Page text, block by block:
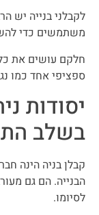
לקבלני בנייה יש
משתמשים כדי
חלקם עושים את
ספציפי אחד כמו
יסודות
בשלב
קבלן בניה הינה
הבנייה. הם גם
לסיומו.